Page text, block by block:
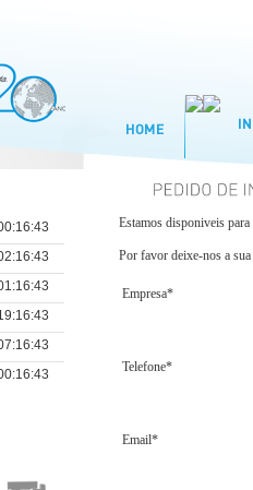
Estamos disponiveis
Por favor deixe-nos a
Empresa*
Telefone*
Email*